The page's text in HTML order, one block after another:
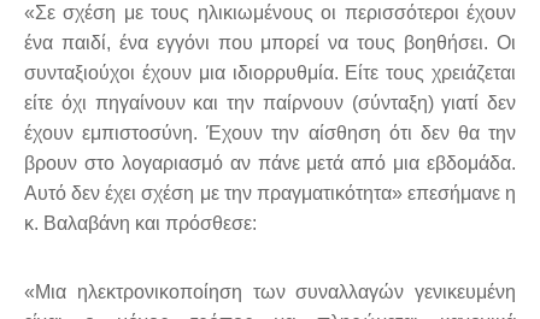
«Σε σχέση με τους ηλικιωμένους οι περισσότεροι έχουν
ένα παιδί, ένα εγγόνι που μπορεί να τους βοηθήσει. Οι
συνταξιούχοι έχουν μια ιδιορρυθμία. Είτε τους χρειάζεται
είτε όχι πηγαίνουν και την παίρνουν (σύνταξη) γιατί δεν
έχουν εμπιστοσύνη. Έχουν την αίσθηση ότι δεν θα την
βρουν στο λογαριασμό αν πάνε μετά από μια εβδομάδα.
Αυτό δεν έχει σχέση με την πραγματικότητα» επεσήμανε η
κ. Βαλαβάνη και πρόσθεσε:
«Μια ηλεκτρονικοποίηση των συναλλαγών γενικευμένη